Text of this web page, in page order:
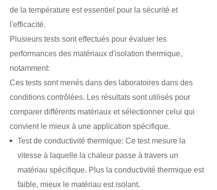
de la température est essentiel pour la sécurité et
l'efficacité.
Plusieurs tests sont effectués pour évaluer les
performances des matériaux d'isolation thermique,
notamment:
Ces tests sont menés dans des laboratoires dans des
conditions contrôlées. Les résultats sont utilisés pour
comparer différents matériaux et sélectionner celui qui
convient le mieux à une application spécifique.
Test de conductivité thermique: Ce test mesure la
vitesse à laquelle la chaleur passe à travers un
matériau spécifique. Plus la conductivité thermique est
faible, mieux le matériau est isolant.